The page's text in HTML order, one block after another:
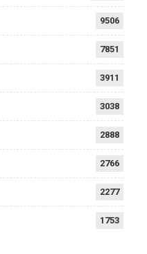
9506
7851
3911
3038
2888
2766
2277
1753